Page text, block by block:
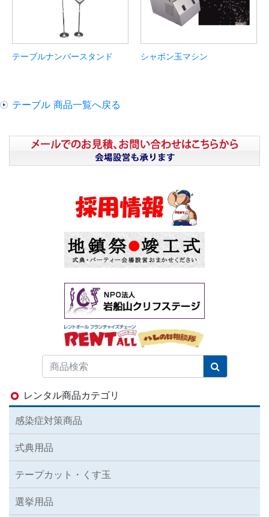
テーブルナンバースタンド シャボン玉マシン
テーブル 商品一覧へ戻る
レンタル商品カテゴリ
感染症対策商品
式典用品
テープカット・くす玉
選挙用品